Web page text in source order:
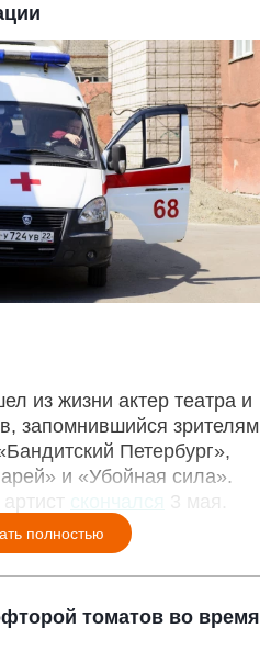
из жизни актер театра и
запомнившийся зрителям
Петербург»,
и «Убойная сила».
3 мая.
полностью
томатов во время